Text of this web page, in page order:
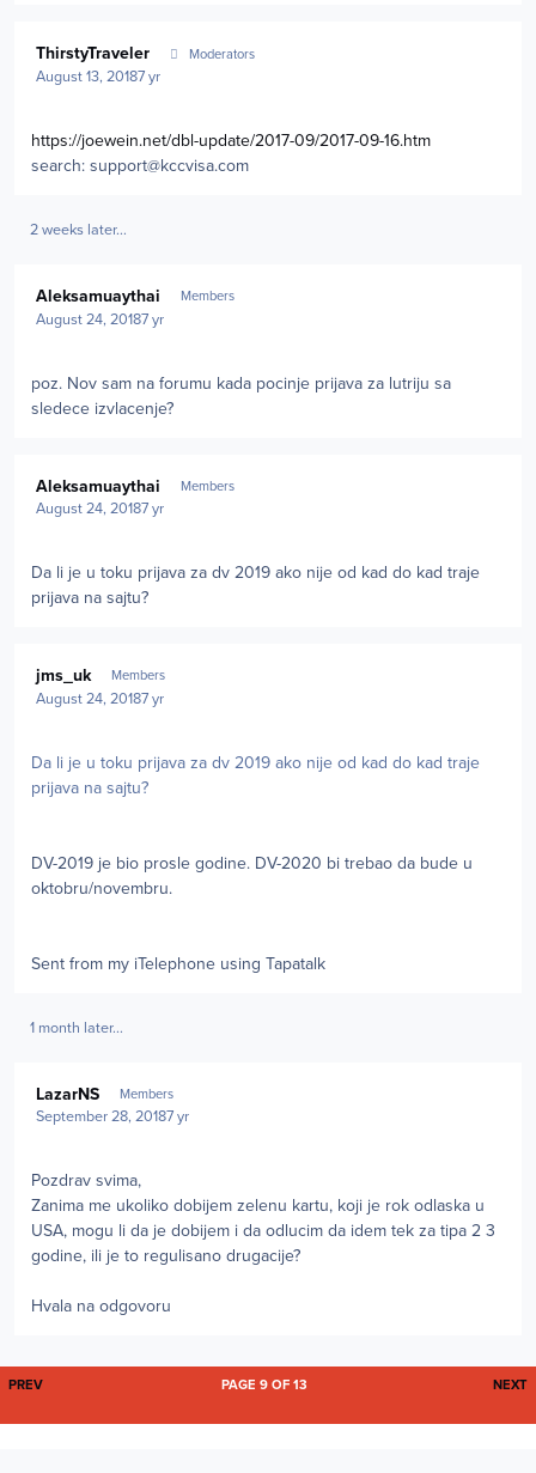
ThirstyTraveler Moderators
August 13, 20187 yr
https://joewein.net/dbl-update/2017-09/2017-09-16.htm
search: support@kccvisa.com
2 weeks later...
Aleksamuaythai Members
August 24, 20187 yr
poz. Nov sam na forumu kada pocinje prijava za lutriju sa
sledece izvlacenje?
Aleksamuaythai Members
August 24, 20187 yr
Da li je u toku prijava za dv 2019 ako nije od kad do kad traje
prijava na sajtu?
jms_uk Members
August 24, 20187 yr
Da li je u toku prijava za dv 2019 ako nije od kad do kad traje
prijava na sajtu?
DV-2019 je bio prosle godine. DV-2020 bi trebao da bude u
oktobru/novembru.
Sent from my iTelephone using Tapatalk
1 month later...
LazarNS Members
September 28, 20187 yr
Pozdrav svima,
Zanima me ukoliko dobijem zelenu kartu, koji je rok odlaska u
USA, mogu li da je dobijem i da odlucim da idem tek za tipa 2 3
godine, ili je to regulisano drugacije?
Hvala na odgovoru
FIRST PAGE
PREV NEXT
PAGE 9 OF 13